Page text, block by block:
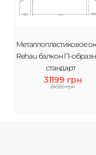
Металлопластиковое
Rehau балкон П-
стандарт
31199 грн
34320 грн